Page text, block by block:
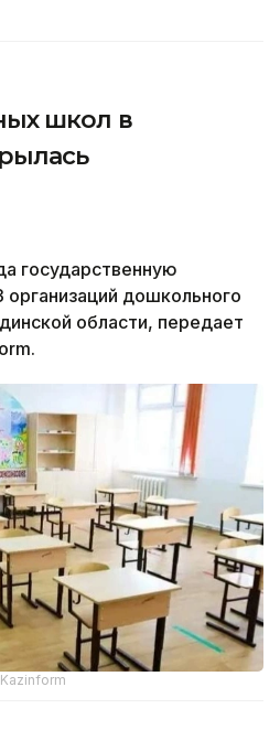
школ в
государственную
дошкольного
области, передает